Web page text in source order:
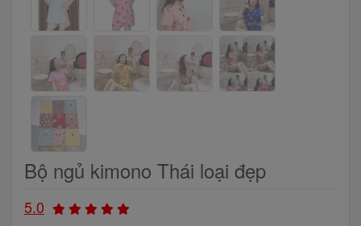
Bộ ngủ kimono Thái loại đẹp
5.0